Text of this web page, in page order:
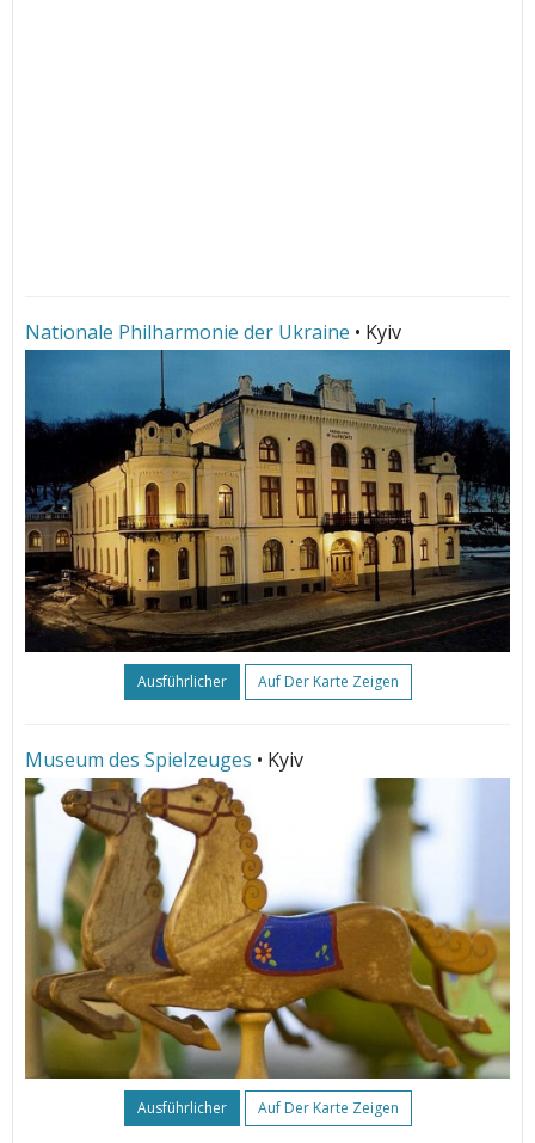
Nationale Philharmonie der Ukraine • Kyiv
Ausführlicher Auf Der Karte Zeigen
Museum des Spielzeuges • Kyiv
Ausführlicher Auf Der Karte Zeigen